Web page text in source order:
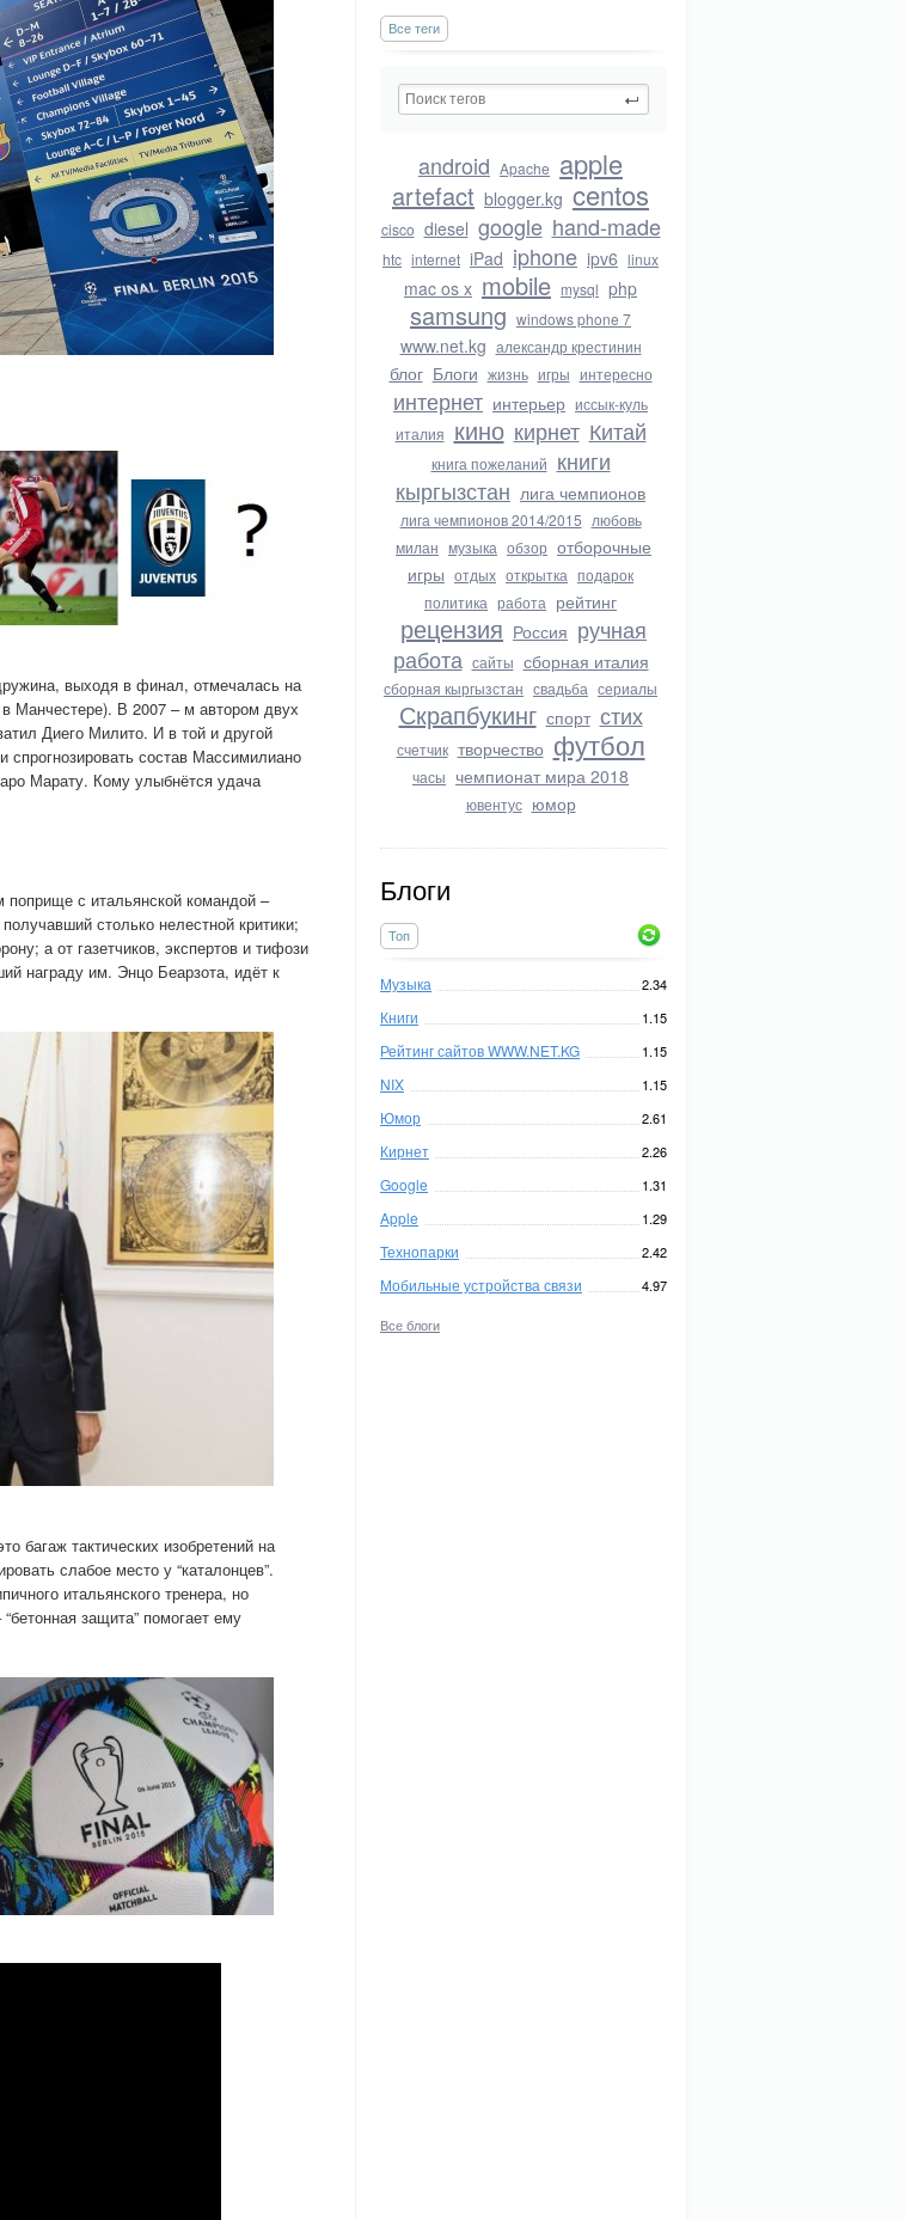
Все теги
android Apache apple
artefact blogger.kg centos
cisco diesel google hand-made
htc internet iPad iphone ipv6 linux
mac os x mobile mysql php
samsung windows phone 7
www.net.kg александр крестинин
блог Блоги жизнь игры интересно
интернет интерьер иссык-куль
италия кино кирнет Китай
книга пожеланий книги
кыргызстан лига чемпионов
лига чемпионов 2014/2015 любовь
милан музыка обзор отборочные
игры отдых открытка подарок
политика работа рейтинг
рецензия Россия ручная
работа сайты сборная италия
сборная кыргызстан свадьба сериалы
Скрапбукинг спорт стих
счетчик творчество футбол
часы чемпионат мира 2018
ювентус юмор
Блоги
Топ
Музыка 2.34
Книги 1.15
Рейтинг сайтов WWW.NET.KG 1.15
NIX 1.15
Юмор 2.61
Кирнет 2.26
Google 1.31
Apple 1.29
Технопарки 2.42
Мобильные устройства связи 4.97
Все блоги
выходя в финал, отмечалась на
Манчестере). В 2007 – м автором двух
Диего Милито. И в той и другой
состав Массимилиано
Марату. Кому улыбнётся удача
с итальянской командой –
столько нелестной критики;
а от газетчиков, экспертов и тифози
награду им. Энцо Беарзота, идёт к
багаж тактических изобретений на
слабое место у “каталонцев”.
итальянского тренера, но
защита” помогает ему